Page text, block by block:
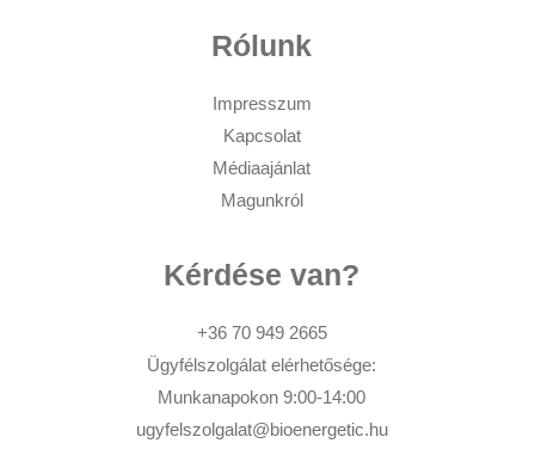
Rólunk
Impresszum
Kapcsolat
Médiaajánlat
Magunkról
Kérdése van?
+36 70 949 2665
Ügyfélszolgálat elérhetősége:
Munkanapokon 9:00-14:00
ugyfelszolgalat@bioenergetic.hu